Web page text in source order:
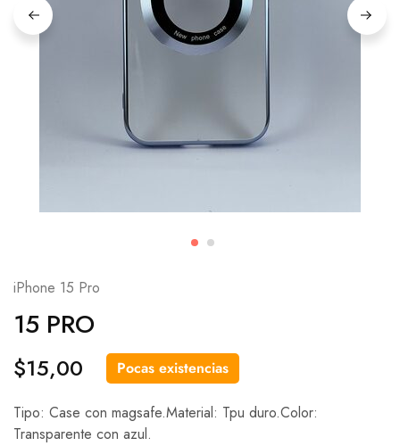
iPhone 15 Pro
15 PRO
$15,00 Pocas existencias
Tipo: Case con magsafe.Material: Tpu duro.Color:
Transparente con azul.